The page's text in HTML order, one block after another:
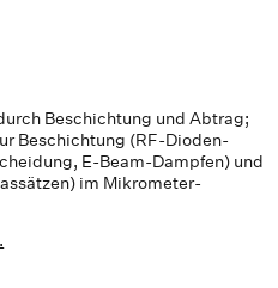
Beschichtung und Abtrag;
Beschichtung (RF-Dioden-
E-Beam-Dampfen) und
im Mikrometer-